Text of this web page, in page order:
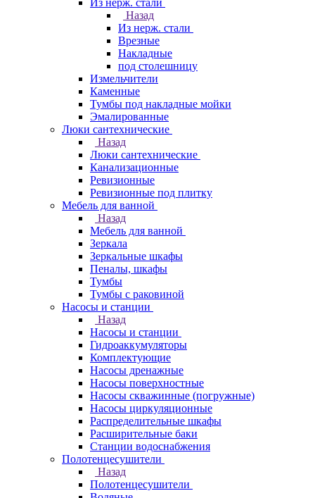
Из нерж. стали
Назад
Из нерж. стали
Врезные
Накладные
под столешницу
Измельчители
Каменные
Тумбы под накладные мойки
Эмалированные
Люки сантехнические
Назад
Люки сантехнические
Канализационные
Ревизионные
Ревизионные под плитку
Мебель для ванной
Назад
Мебель для ванной
Зеркала
Зеркальные шкафы
Пеналы, шкафы
Тумбы
Тумбы с раковиной
Насосы и станции
Назад
Насосы и станции
Гидроаккумуляторы
Комплектующие
Насосы дренажные
Насосы поверхностные
Насосы скважинные (погружные)
Насосы циркуляционные
Распределительные шкафы
Расширительные баки
Станции водоснабжения
Полотенцесушители
Назад
Полотенцесушители